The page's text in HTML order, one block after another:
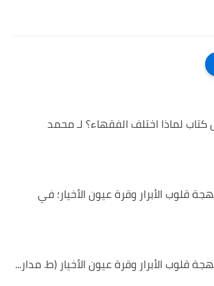
لماذا اختلف الفقهاء؟ لـ محمد
قلوب الأبرار وقرة عيون الأخيار؛ في
قلوب الأبرار وقرة عيون الأخيار (ط. مدار...